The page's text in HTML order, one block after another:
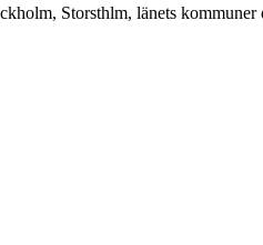
Storsthlm, länets kommuner